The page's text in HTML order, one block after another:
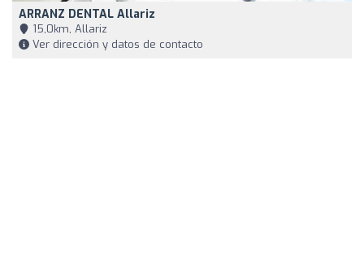
ARRANZ DENTAL Allariz
15,0km, Allariz
Ver dirección y datos de contacto